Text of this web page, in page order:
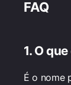
FAQ
1. O que
É o nome